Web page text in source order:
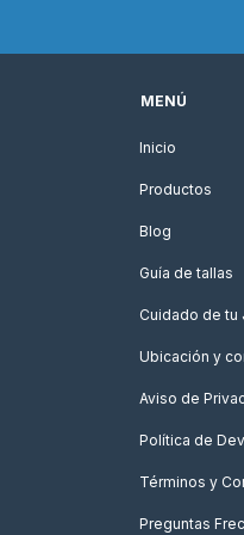
MENÚ
Inicio
Productos
Blog
Guía de tallas
Cuidado de tu
Ubicación y
Aviso de
Política de
Términos y
Preguntas